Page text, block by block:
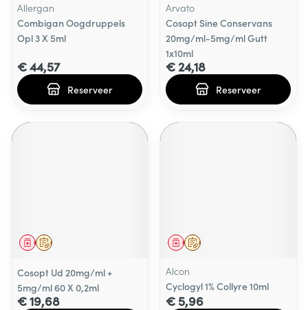
Allergan
Combigan Oogdruppels
Opl 3 X 5ml
€ 44,57
Reserveer
Arvato
Cosopt Sine Conservans
20mg/ml-5mg/ml Gutt
1x10ml
€ 24,18
Reserveer
Op voorschrift
Geneesmiddel
Cosopt Ud 20mg/ml +
5mg/ml 60 X 0,2ml
€ 19,68
Op voorschrift
Geneesmiddel
Alcon
Cyclogyl 1% Collyre 10ml
€ 5,96